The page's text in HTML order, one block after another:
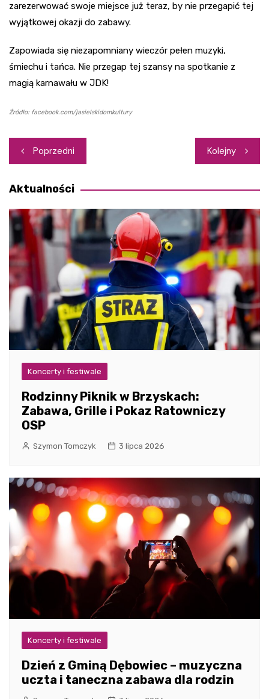
zarezerwować swoje miejsce już teraz, by nie przegapić tej
wyjątkowej okazji do zabawy.
Zapowiada się niezapomniany wieczór pełen muzyki,
śmiechu i tańca. Nie przegap tej szansy na spotkanie z
magią karnawału w JDK!
Źródło: facebook.com/jasielskidomkultury
Nawigacja
wpisu
Poprzedni Kolejny
Aktualności
Koncerty i festiwale
Rodzinny Piknik w Brzyskach:
Zabawa, Grille i Pokaz Ratowniczy
OSP
Szymon Tomczyk 3 lipca 2026
Koncerty i festiwale
Dzień z Gminą Dębowiec – muzyczna
uczta i taneczna zabawa dla rodzin